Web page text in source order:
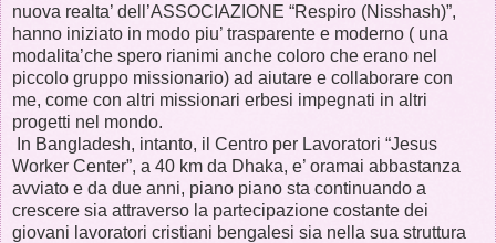
nuova realta’ dell’ASSOCIAZIONE “Respiro (Nisshash)”,
hanno iniziato in modo piu’ trasparente e moderno ( una
modalita’che spero rianimi anche coloro che erano nel
piccolo gruppo missionario) ad aiutare e collaborare con
me, come con altri missionari erbesi impegnati in altri
progetti nel mondo.
In Bangladesh, intanto, il Centro per Lavoratori “Jesus
Worker Center”, a 40 km da Dhaka, e’ oramai abbastanza
avviato e da due anni, piano piano sta continuando a
crescere sia attraverso la partecipazione costante dei
giovani lavoratori cristiani bengalesi sia nella sua struttura